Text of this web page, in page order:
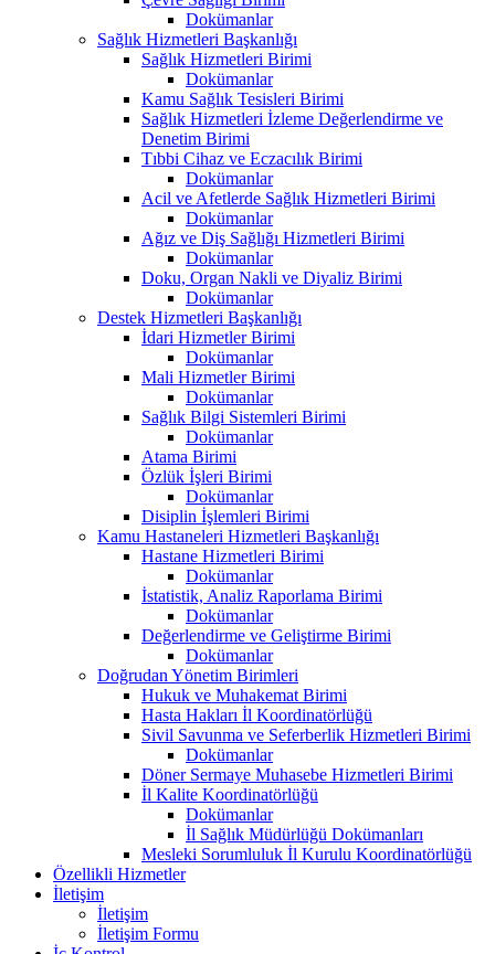
Dokümanlar
Sağlık Hizmetleri Başkanlığı
Sağlık Hizmetleri Birimi
Dokümanlar
Kamu Sağlık Tesisleri Birimi
Sağlık Hizmetleri İzleme Değerlendirme ve
Denetim Birimi
Tıbbi Cihaz ve Eczacılık Birimi
Dokümanlar
Acil ve Afetlerde Sağlık Hizmetleri Birimi
Dokümanlar
Ağız ve Diş Sağlığı Hizmetleri Birimi
Dokümanlar
Doku, Organ Nakli ve Diyaliz Birimi
Dokümanlar
Destek Hizmetleri Başkanlığı
İdari Hizmetler Birimi
Dokümanlar
Mali Hizmetler Birimi
Dokümanlar
Sağlık Bilgi Sistemleri Birimi
Dokümanlar
Atama Birimi
Özlük İşleri Birimi
Dokümanlar
Disiplin İşlemleri Birimi
Kamu Hastaneleri Hizmetleri Başkanlığı
Hastane Hizmetleri Birimi
Dokümanlar
İstatistik, Analiz Raporlama Birimi
Dokümanlar
Değerlendirme ve Geliştirme Birimi
Dokümanlar
Doğrudan Yönetim Birimleri
Hukuk ve Muhakemat Birimi
Hasta Hakları İl Koordinatörlüğü
Sivil Savunma ve Seferberlik Hizmetleri Birimi
Dokümanlar
Döner Sermaye Muhasebe Hizmetleri Birimi
İl Kalite Koordinatörlüğü
Dokümanlar
İl Sağlık Müdürlüğü Dokümanları
Mesleki Sorumluluk İl Kurulu Koordinatörlüğü
Özellikli Hizmetler
İletişim
İletişim
İletişim Formu